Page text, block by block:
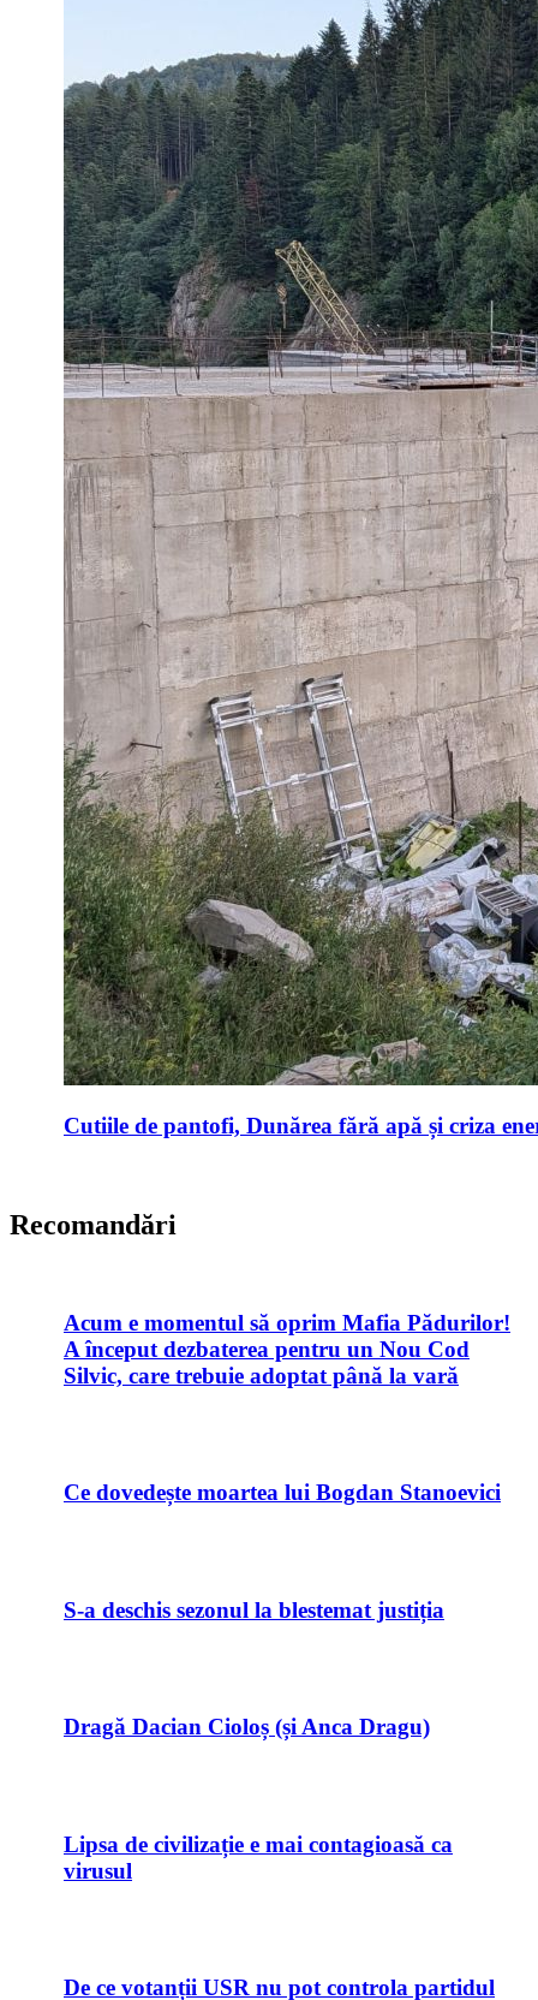
Cutiile de pantofi, Dunărea fără apă și criza
Recomandări
Acum e momentul să oprim Mafia Pădurilor!
A început dezbaterea pentru un Nou Cod
Silvic, care trebuie adoptat până la vară
Ce dovedește moartea lui Bogdan Stanoevici
S-a deschis sezonul la blestemat justiția
Dragă Dacian Cioloș (și Anca Dragu)
Lipsa de civilizație e mai contagioasă ca
virusul
De ce votanții USR nu pot controla partidul